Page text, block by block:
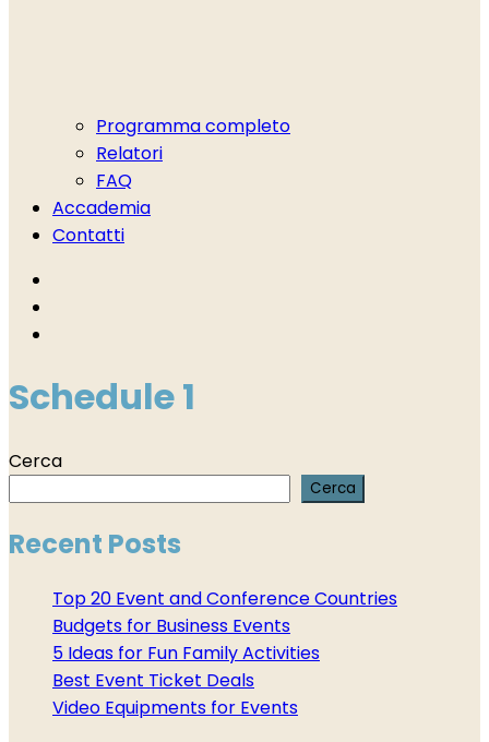
Programma completo
Relatori
FAQ
Accademia
Contatti
Schedule 1
Cerca
Cerca
Recent Posts
Top 20 Event and Conference Countries
Budgets for Business Events
5 Ideas for Fun Family Activities
Best Event Ticket Deals
Video Equipments for Events